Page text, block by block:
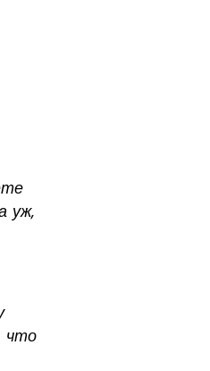
уж,
что